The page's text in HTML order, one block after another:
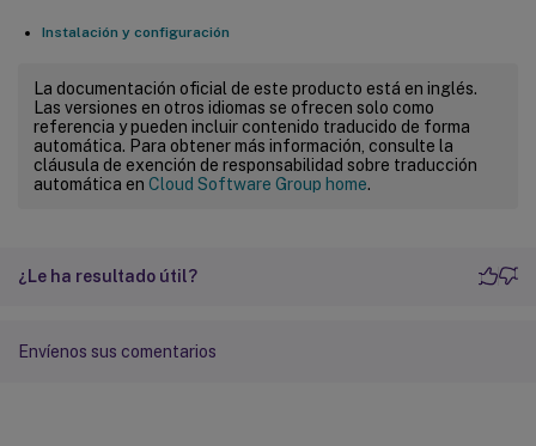
Instalación y configuración
La documentación oficial de este producto está en inglés.
Las versiones en otros idiomas se ofrecen solo como
referencia y pueden incluir contenido traducido de forma
automática. Para obtener más información, consulte la
cláusula de exención de responsabilidad sobre traducción
automática en Cloud Software Group home.
¿Le ha resultado útil?
Envíenos sus comentarios